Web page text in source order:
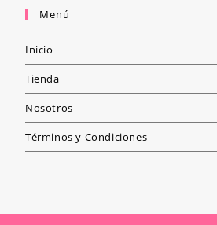
Menú
Inicio
Tienda
Nosotros
Términos y Condiciones